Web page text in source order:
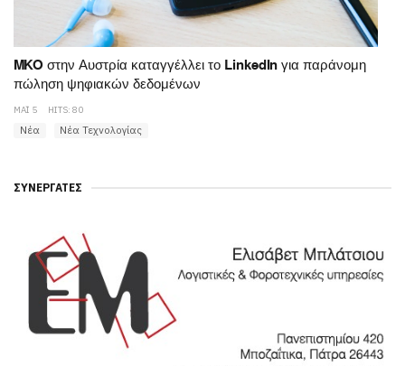
MKO στην Αυστρία καταγγέλλει το LinkedIn για παράνομη
πώληση ψηφιακών δεδομένων
ΜΆΙ 5 HITS: 80
Νέα Νέα Τεχνολογίας
ΣΥΝΕΡΓΆΤΕΣ